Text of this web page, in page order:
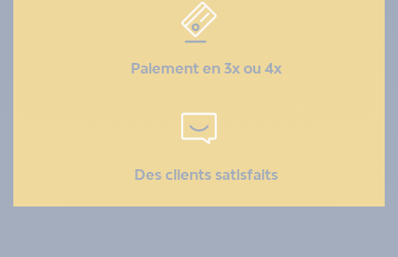
Paiement en 3x ou 4x
Des clients satisfaits